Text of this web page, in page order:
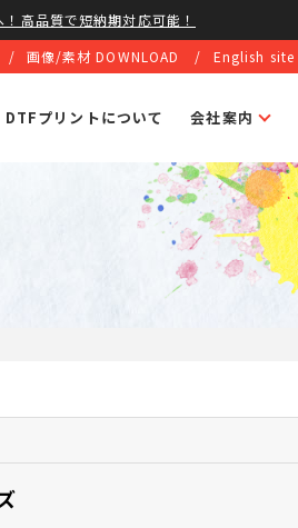
高品質で短納期対応可能！
DTFプリントについて 会社案内
画像/素材 DOWNLOAD English site